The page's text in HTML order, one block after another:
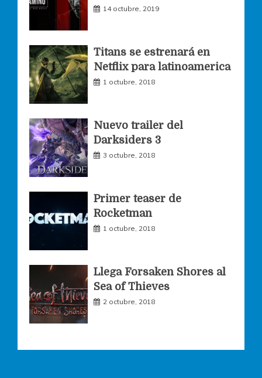
b
o
o
a
g
m
t
r
14 octubre, 2019
Titans se estrenará en
Netflix para latinoamerica
1 octubre, 2018
Nuevo trailer del
Darksiders 3
3 octubre, 2018
Primer teaser de
Rocketman
1 octubre, 2018
Llega Forsaken Shores al
Sea of Thieves
2 octubre, 2018